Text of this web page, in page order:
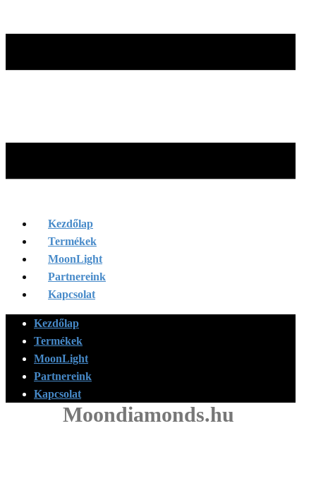
Kezdőlap
Termékek
MoonLight
Partnereink
Kapcsolat
Kezdőlap
Termékek
MoonLight
Partnereink
Kapcsolat
Moondiamonds.hu